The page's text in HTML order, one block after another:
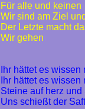
Für alle und keinen
Wir sind am Ziel
Der Letzte macht
Wir gehen
Ihr hättet es wissen
Ihr hättet es wissen
Steine auf herz und
Uns schießt der